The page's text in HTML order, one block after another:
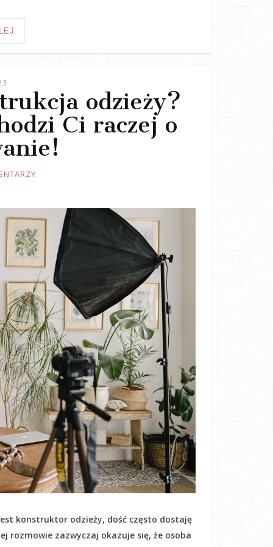
odzieży?
Ci raczej o
konstruktor odzieży, dość często dostaję
rozmowie zazwyczaj okazuje się, że osoba